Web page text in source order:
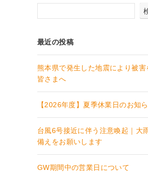
最近の投稿
熊本県で発生した地震により被害
皆さまへ
【2026年度】夏季休業日のお知
台風6号接近に伴う注意喚起｜大
備えをお願いします
GW期間中の営業日について